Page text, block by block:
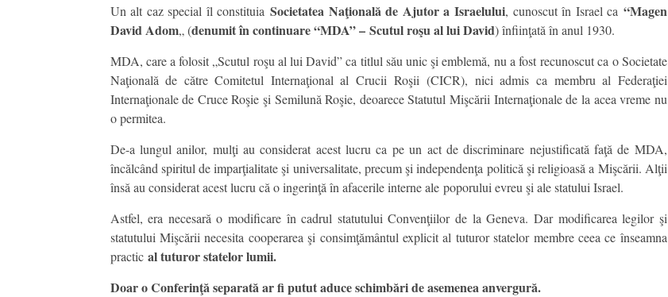
Un alt caz special îl constituia Societatea Naţională de Ajutor a Israelului, cunoscut în Israel ca “Magen
David Adom„ (denumit în continuare “MDA” – Scutul roşu al lui David) înfiinţată în anul 1930.
MDA, care a folosit „Scutul roşu al lui David” ca titlul său unic şi emblemă, nu a fost recunoscut ca o Societate
Naţională de către Comitetul Internaţional al Crucii Roşii (CICR​​), nici admis ca membru al Federaţiei
Internaţionale de Cruce Roşie şi Semilună Roşie, deoarece Statutul Mişcării Internaţionale de la acea vreme nu
o permitea.
De-a lungul anilor, mulţi au considerat acest lucru ca pe un act de discriminare nejustificată faţă de MDA,
încălcând spiritul de imparţialitate şi universalitate, precum şi independenţa politică şi religioasă a Mişcării. Alţii
însă au considerat acest lucru că o ingerinţă în afacerile interne ale poporului evreu şi ale statului Israel.
Astfel, era necesară o modificare în cadrul statutului Convenţiilor de la Geneva. Dar modificarea legilor şi
statutului Mişcării necesita cooperarea şi consimţământul explicit al tuturor statelor membre ceea ce înseamna
practic al tuturor statelor lumii.
Doar o Conferinţă separată ar fi putut aduce schimbări de asemenea anvergură.